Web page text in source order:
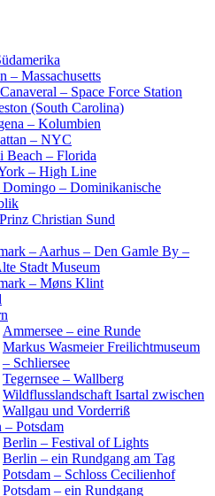
– Massachusetts
– Space Force Station
(South Carolina)
– Kolumbien
– NYC
Beach – Florida
– High Line
Domingo – Dominikanische
Christian Sund
– Aarhus – Den Gamle By –
Stadt Museum
– Møns Klint
Ammersee – eine Runde
Markus Wasmeier Freilichtmuseum
– Schliersee
Tegernsee – Wallberg
Wildflusslandschaft Isartal zwischen
Wallgau und Vorderriß
– Potsdam
Berlin – Festival of Lights
Berlin – ein Rundgang am Tag
Potsdam – Schloss Cecilienhof
Potsdam – ein Rundgang